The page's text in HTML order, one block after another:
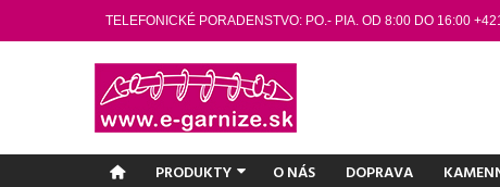
TELEFONICKÉ PORADENSTVO: PO.- PIA. OD 8:00 DO 16:00
PRODUKTY O NÁS DOPRAVA